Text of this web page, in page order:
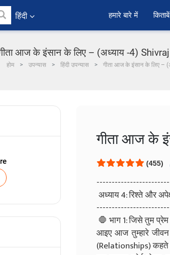
हिंदी हमारे बारे में किताबें
आज के इंसान के लिए – (अध्याय -4) Shivraj
होम उपन्यास हिंदी उपन्यास गीता आज के इंसान के लिए –
गीता आज के
(455)
अध्याय 4: रिश्ते और
🛑 भाग 1: जिसे तुम
आइए आज तुम्हारे
(Relationships) कहते